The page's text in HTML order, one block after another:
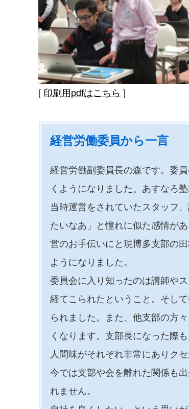
[ 印刷用pdfはこちら ]
経営労働委員から一言
経営労働副委員長の森です。委
くようになりました。あすなろ
当時運営をされていたスタッフ
たいなあ」と憧れに似た感情が
営のお手伝いにと現博多支部の
ようになりました。
委員会に入り知ったのは講師や
経てこられたということ。そし
られました。また、他支部の方
くなります。支部長になった際
人間味がそれぞれ非常にありク
今では支部や会を離れた関係も
れません。